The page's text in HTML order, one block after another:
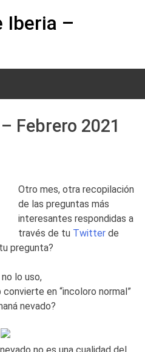
Iberia –
Febrero 2021
Otro mes, otra recopilación
de las preguntas más
interesantes respondidas a
través de tu Twitter de
pregunta?
lo uso,
convierte en “incoloro normal”
nevado?